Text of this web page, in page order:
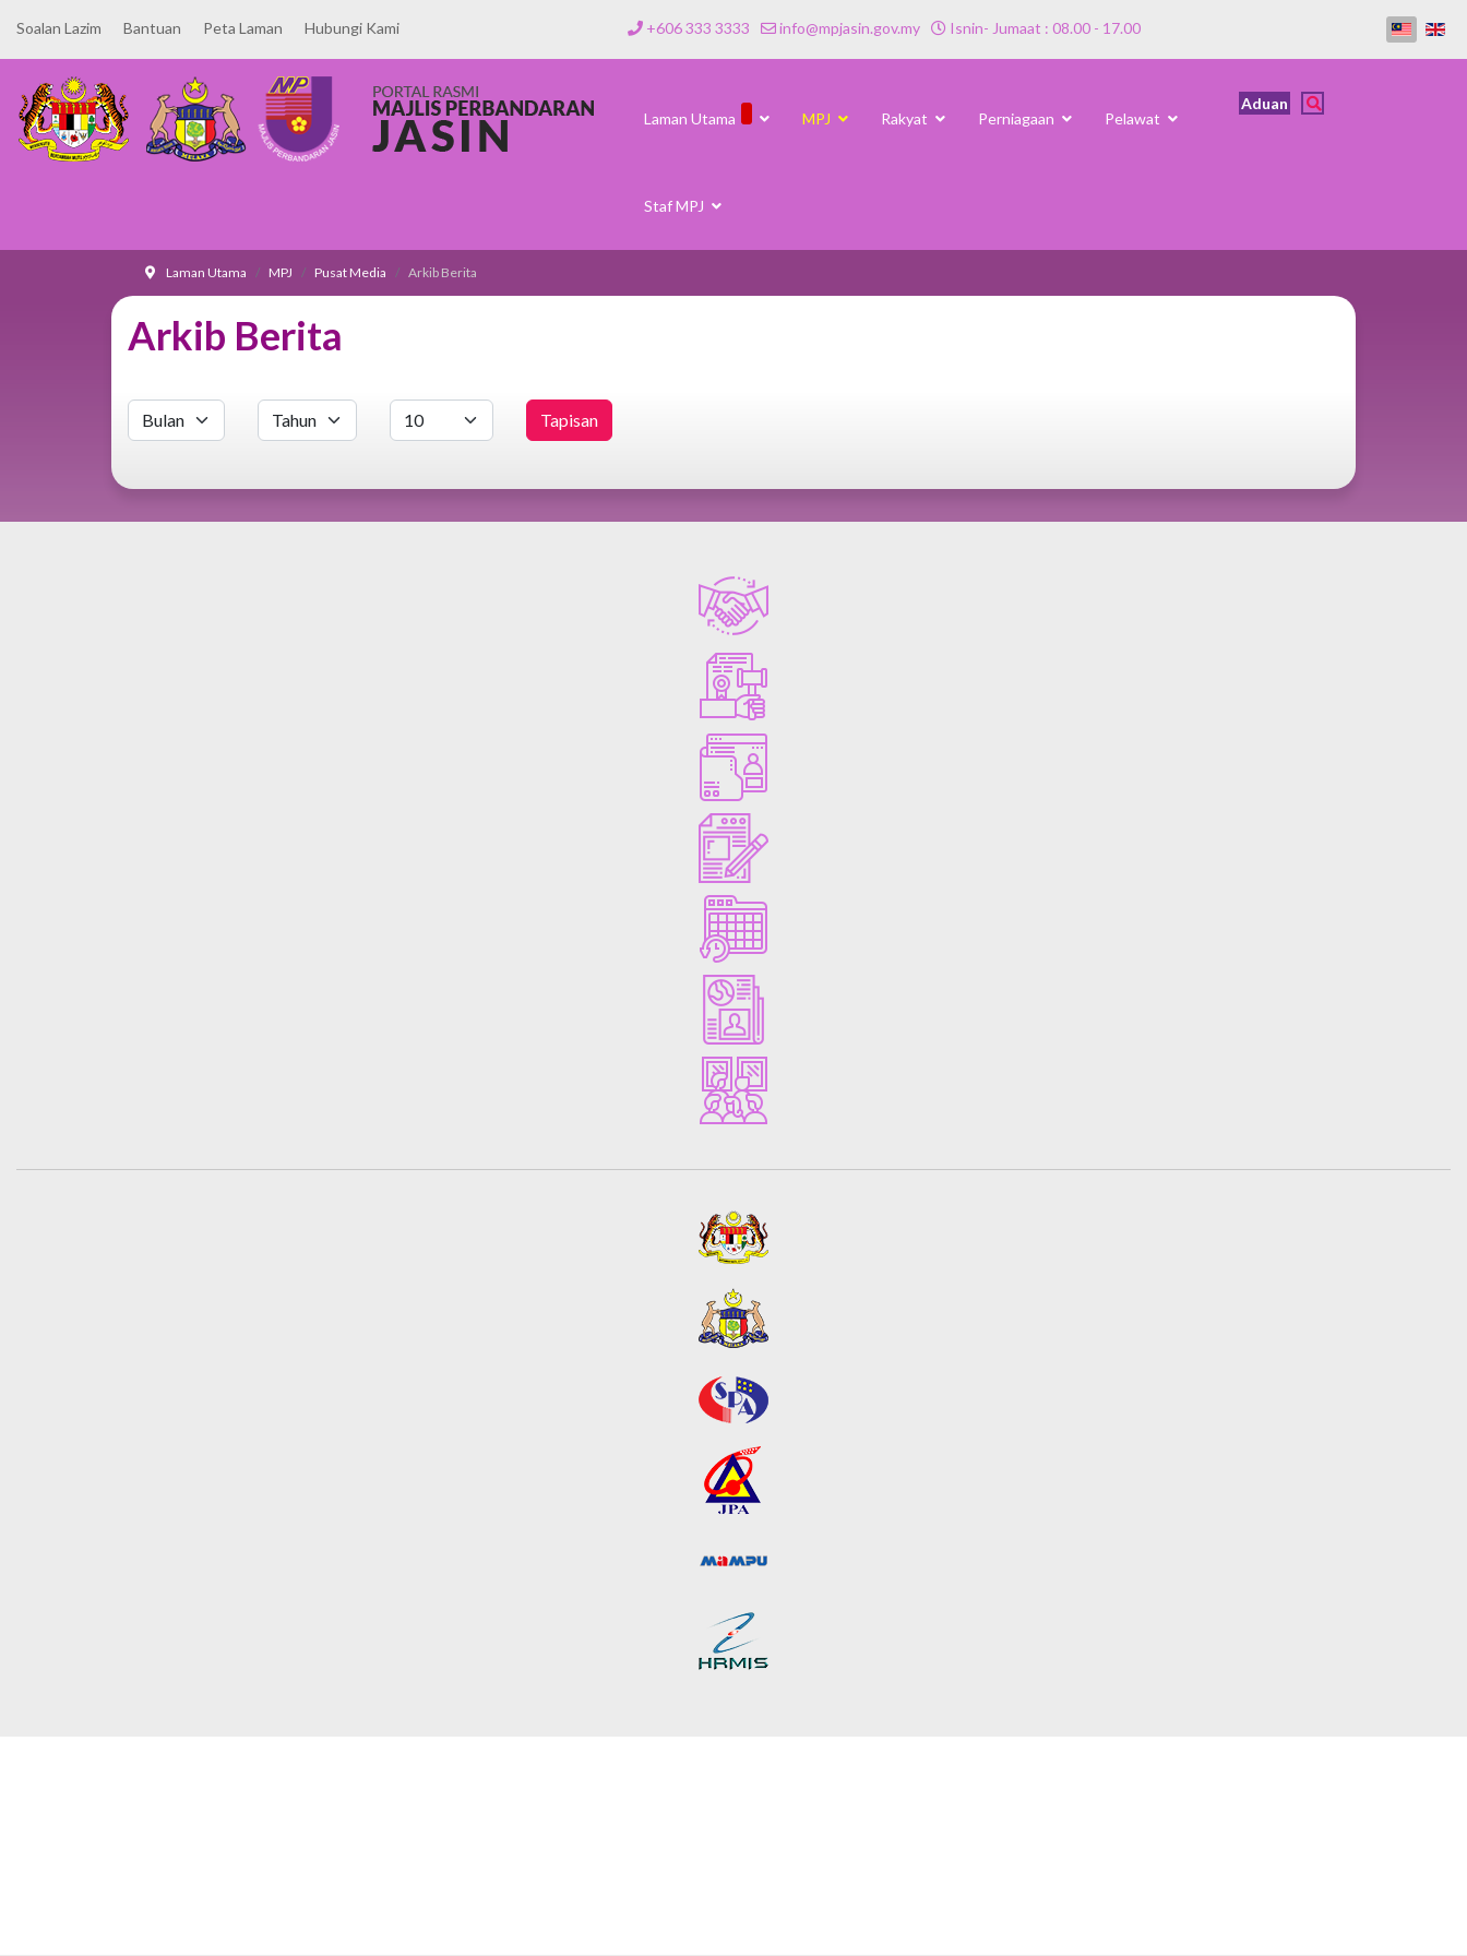
Soalan Lazim Bantuan Peta Laman Hubungi Kami +606 333 3333 info@mpjasin.gov.my Isnin- Jumaat : 08.00 - 17.00
Laman Utama MPJ Rakyat Perniagaan Pelawat
Staf MPJ
Aduan
Laman Utama MPJ Pusat Media Arkib Berita
Arkib Berita
Tapisan